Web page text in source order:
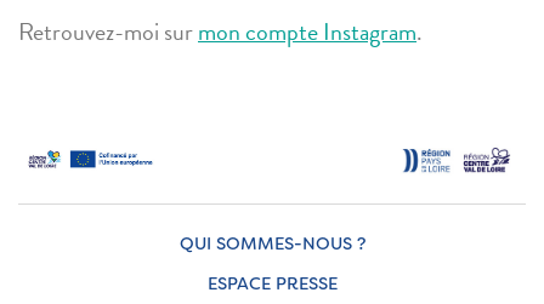
Retrouvez-moi surmon compte Instagram.
QUI SOMMES-NOUS ?
ESPACE PRESSE